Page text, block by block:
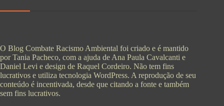
O Blog Combate Racismo Ambiental foi criado e é mantido
por Tania Pacheco, com a ajuda de Ana Paula Cavalcanti e
Daniel Levi e design de Raquel Cordeiro. Não tem fins
lucrativos e utiliza tecnologia WordPress. A reprodução de seu
conteúdo é incentivada, desde que citando a fonte e também
sem fins lucrativos.